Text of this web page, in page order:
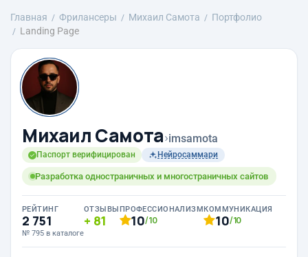
Главная Фрилансеры Михаил Самота
Портфолио
Landing Page
Михаил Самота›imsamota
Паспорт верифицирован Нейросаммари
Разработка одностраничных и многостраничных сайтов
РЕЙТИНГ
2 751
№ 795 в каталоге
ОТЗЫВЫ
81
ПРОФЕССИОНАЛИЗМ
10/10
КОММУНИКАЦИЯ
10/10